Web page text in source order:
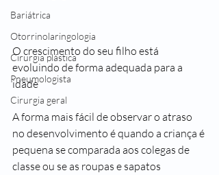
Bariátrica
Otorrinolaringologia
Cirurgia plástica
Pneumologista
Cirurgia geral
O crescimento do seu filho está
evoluindo de forma adequada para a
idade
A forma mais fácil de observar o atraso
no desenvolvimento é quando a criança é
pequena se comparada aos colegas de
classe ou se as roupas e sapatos